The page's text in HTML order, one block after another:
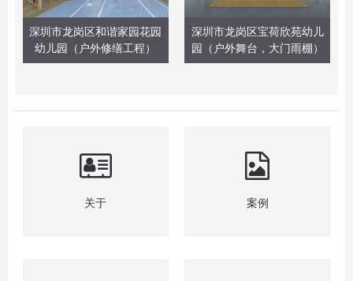
深圳市龙岗区和谐家园花园
幼儿园（户外修缮工程）
深圳市龙岗区宝荷欣苑幼儿
园（户外舞台，大门雨棚）
关于 案例